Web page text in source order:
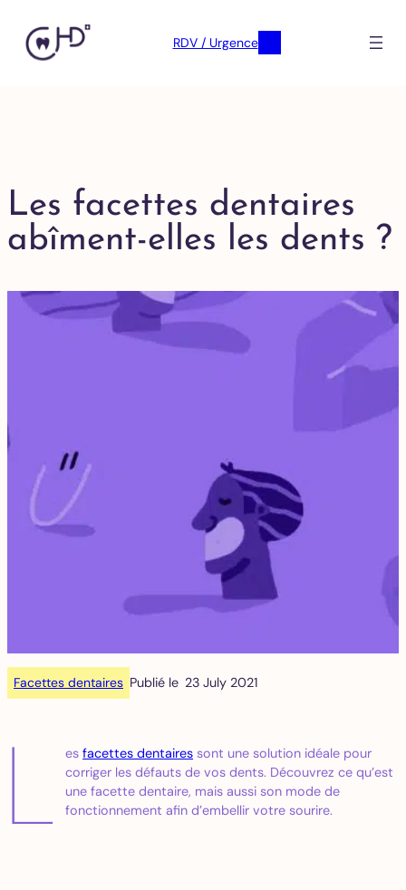
RDV / Urgence
Les facettes dentaires
abîment-elles les dents ?
Facettes dentaires Publié le 23 July 2021
L esfacettes dentaires sont une solution idéale pour
corriger les défauts de vos dents. Découvrez ce qu’est
une facette dentaire, mais aussi son mode de
fonctionnement afin d’embellir votre sourire.